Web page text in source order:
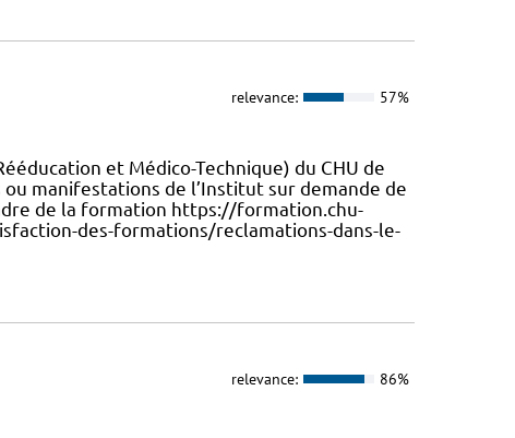
relevance: 57%
et Médico-Technique) du CHU de
manifestations de l’Institut sur demande de
de la formation https://formation.chu-
des-formations/reclamations-dans-le-
relevance: 86%